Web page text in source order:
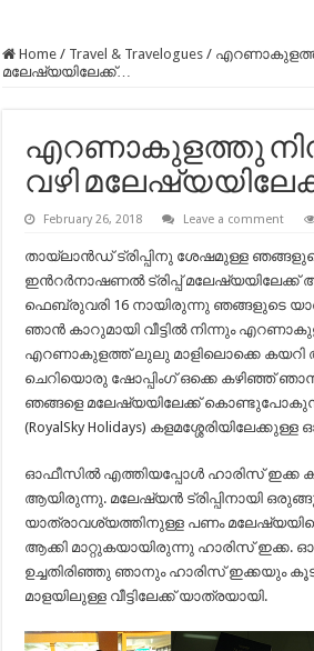
Home / Travel & Travelogues / എറണാകുളത്തു
മലേഷ്യയിലേക്ക്…
എറണാകുളത്തു
വഴി
February 26, 2018 Leave a comment
തായ്ലാന്‍ഡ്‌ ട്രിപ്പിനു ശേഷമുള്ള
ഇന്‍റര്‍നാഷണല്‍ ട്രിപ്പ് മലേഷ്യയിലേക്ക്
ഫെബ്രുവരി 16 നായിരുന്നു ഞങ്ങളുടെ
ഞാന്‍ കാറുമായി വീട്ടില്‍ നിന്നും
എറണാകുളത്ത് ലുലു മാളിലൊക്കെ
ചെറിയൊരു ഷോപ്പിംഗ് ഒക്കെ കഴിഞ്ഞ്
ഞങ്ങളെ മലേഷ്യയിലേക്ക്
(RoyalSky Holidays)
ഓഫീസില്‍ എത്തിയപ്പോള്‍ ഹാരിസ് ഇക്ക
ആയിരുന്നു. മലേഷ്യന്‍ ട്രിപ്പിനായി
യാത്രാവശ്യത്തിനുള്ള പണം
ആക്കി മാറ്റുകയായിരുന്നു ഹാരിസ് ഇക്ക.
ഉച്ചതിരിഞ്ഞു ഞാനും ഹാരിസ് ഇക്കയും
മാളയിലുള്ള വീട്ടിലേക്ക് യാത്രയായി.